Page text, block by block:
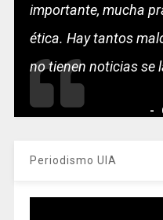
importante, mucha
ética. Hay tantos
no tienen noticias se
-
Periodismo UIA